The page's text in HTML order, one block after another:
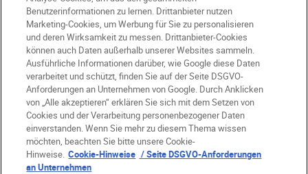
ihrem Land haben, wie mir einer von ihnen
sagte: Es ist in meinem Kopf, in meinem
Blut und in meinem Herzen.“
Excellence Award für Photo Story
(Fotostorys), Yi Liu, „生命的舞台 (The Stage
of Life) (Die Bühne des Lebens)“, China
Benutzerinformationen zu lernen. Drittanbieter nutzen
Marketing-Cookies, um Werbung für Sie zu personalisieren
und deren Wirksamkeit zu messen. Drittanbieter-Cookies
können auch Daten außerhalb unserer Websites sammeln.
Ausführliche Informationen darüber, wie Google diese Daten
verarbeitet und schützt, finden Sie auf der Seite DSGVO-
Anforderungen an Unternehmen von Google. Durch Anklicken
von „Alle akzeptieren“ erklären Sie sich mit dem Setzen von
Cookies und der Verarbeitung personenbezogener Daten
einverstanden. Wenn Sie mehr zu diesem Thema wissen
möchten, beachten Sie bitte unsere Cookie-
Hinweise. Cookie-Hinweise / Seite DSGVO-Anforderungen
an Unternehmen